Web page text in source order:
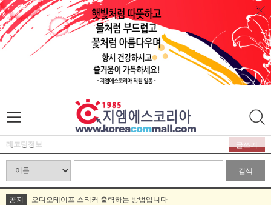
레코딩정보 글쓰기
검색
공지
오디오테이프 스티커 출력하는 방법입니다